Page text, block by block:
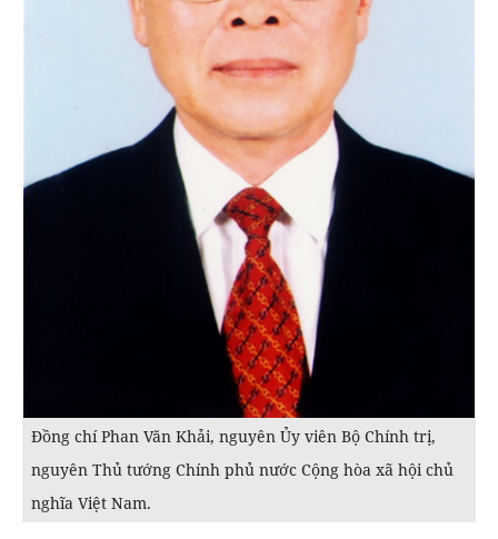
Đồng chí Phan Văn Khải, nguyên Ủy viên Bộ Chính trị,
nguyên Thủ tướng Chính phủ nước Cộng hòa xã hội chủ
nghĩa Việt Nam.